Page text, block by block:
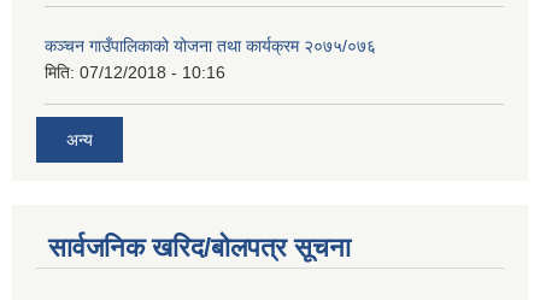
कञ्चन गाउँपालिकाको योजना तथा कार्यक्रम २०७५/०७६
मिति: 07/12/2018 - 10:16
अन्य
सार्वजनिक खरिद/बोलपत्र सूचना